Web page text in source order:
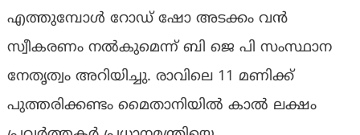
എത്തുമ്പോൾ റോഡ് ഷോ അടക്കം വൻ
സ്വീകരണം നൽകുമെന്ന് ബി ജെ പി സംസ്ഥാന
നേതൃത്വം അറിയിച്ചു. രാവിലെ 11 മണിക്ക്
പുത്തരിക്കണ്ടം മൈതാനിയിൽ കാൽ ലക്ഷം